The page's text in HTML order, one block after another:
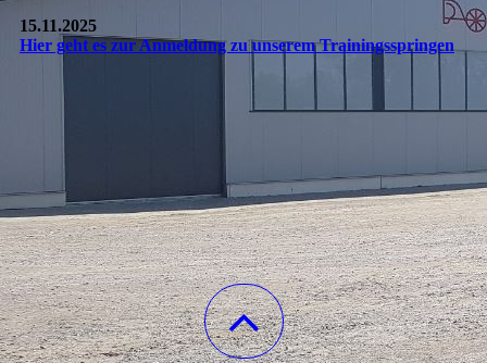
15.11.2025
Hier geht es zur Anmeldung zu unserem Trainingsspringen